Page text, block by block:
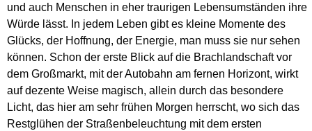
und auch Menschen in eher traurigen Lebensumständen ihre
Würde lässt. In jedem Leben gibt es kleine Momente des
Glücks, der Hoffnung, der Energie, man muss sie nur sehen
können. Schon der erste Blick auf die Brachlandschaft vor
dem Großmarkt, mit der Autobahn am fernen Horizont, wirkt
auf dezente Weise magisch, allein durch das besondere
Licht, das hier am sehr frühen Morgen herrscht, wo sich das
Restglühen der Straßenbeleuchtung mit dem ersten